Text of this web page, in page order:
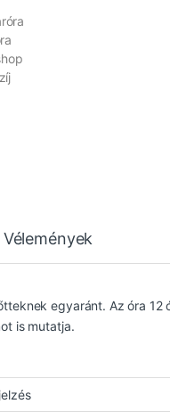
Vélemények
egyaránt. Az óra 12
is mutatja.